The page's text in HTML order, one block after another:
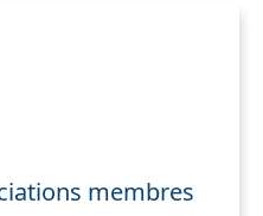
membres